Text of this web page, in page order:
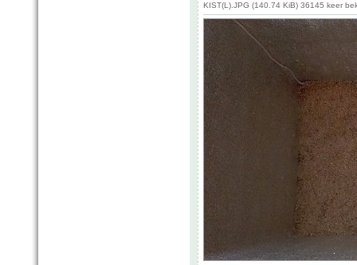
KIST(L).JPG (140.74 KiB) 36145 keer